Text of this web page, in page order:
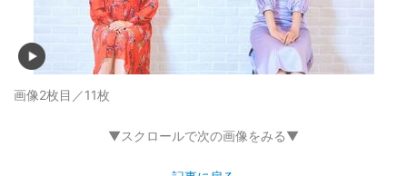
画像2枚目／11枚
▼スクロールで次の画像をみる▼